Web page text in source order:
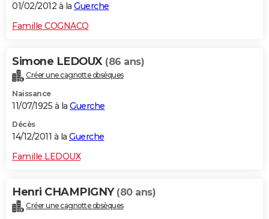
01/02/2012 à la Guerche
Famille COGNACQ
Simone LEDOUX (86 ans)
Créer une cagnotte obsèques
Naissance
11/07/1925 à la Guerche
Décès
14/12/2011 à la Guerche
Famille LEDOUX
Henri CHAMPIGNY (80 ans)
Créer une cagnotte obsèques